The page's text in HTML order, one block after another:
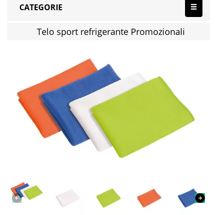
CATEGORIE
Telo sport refrigerante Promozionali